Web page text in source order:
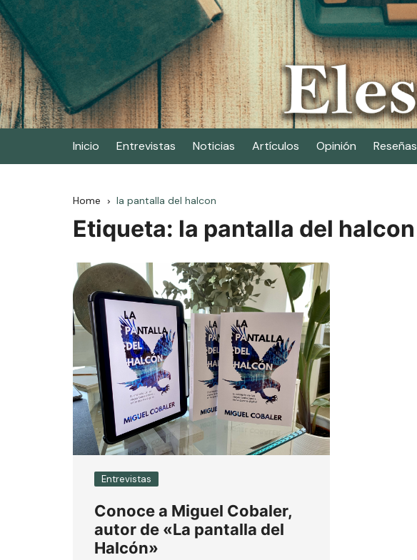
Skip
to
content
Elescritor.es
El periódico digital de los escritores
Inicio Entrevistas Noticias Artículos Opinión Reseñas
Home la pantalla del halcon
Etiqueta: la pantalla del halcon
Entrevistas
Conoce a Miguel Cobaler,
autor de «La pantalla del
Halcón»